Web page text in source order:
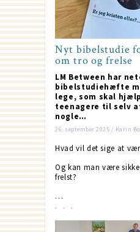
Nyt bibelstudie
om tro og frelse
LM Between har
bibelstudiehæfte
lege, som skal
teenagere til selv
nogle…
26. september 2025 / Karin
Hvad vil det sige at
Og kan man være
frelst?
…